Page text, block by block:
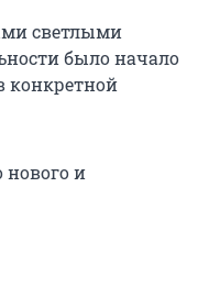
светлыми
было начало
конкретной
нового и